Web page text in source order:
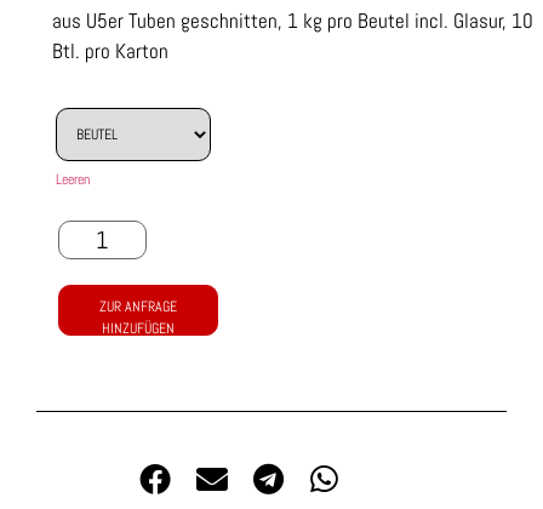
aus U5er Tuben geschnitten, 1 kg pro Beutel incl. Glasur, 10
Btl. pro Karton
Leeren
ZUR ANFRAGE
HINZUFÜGEN